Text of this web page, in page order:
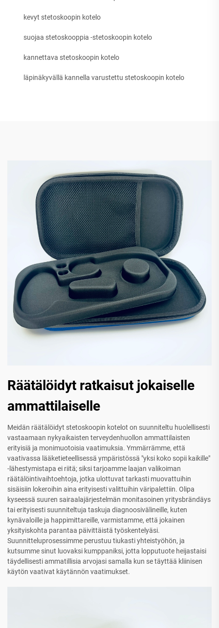
kevyt stetoskoopin kotelo
suojaa stetoskooppia -stetoskoopin kotelo
kannettava stetoskoopin kotelo
läpinäkyvällä kannella varustettu stetoskoopin kotelo
Räätälöidyt ratkaisut jokaiselle
ammattilaiselle
Meidän räätälöidyt stetoskoopin kotelot on suunniteltu huolellisesti
vastaamaan nykyaikaisten terveydenhuollon ammattilaisten
erityisiä ja monimuotoisia vaatimuksia. Ymmärrämme, että
vaativassa lääketieteellisessä ympäristössä "yksi koko sopii kaikille"
-lähestymistapa ei riitä; siksi tarjoamme laajan valikoiman
räätälöintivaihtoehtoja, jotka ulottuvat tarkasti muovattuihin
sisäisiin lokeroihin aina erityisesti valittuihin väripalettiin. Olipa
kyseessä suuren sairaalajärjestelmän monitasoinen yritysbrändäys
tai erityisesti suunniteltuja taskuja diagnoosivälineille, kuten
kynävaloille ja happimittareille, varmistamme, että jokainen
yksityiskohta parantaa päivittäistä työskentelyäsi.
Suunnitteluprosessimme perustuu tiukasti yhteistyöhön, ja
kutsumme sinut luovaksi kumppaniksi, jotta lopputuote heijastaisi
täydellisesti ammatillisia arvojasi samalla kun se täyttää kliinisen
käytön vaativat käytännön vaatimukset.